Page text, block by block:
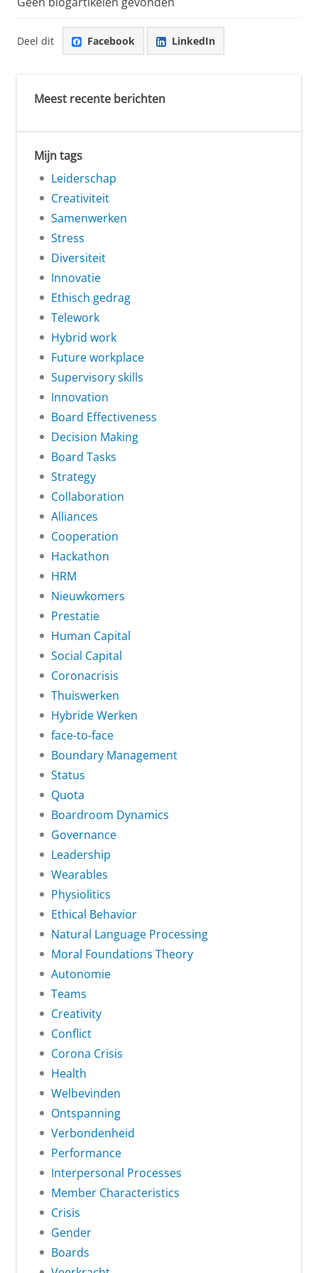
Deel dit Facebook LinkedIn
Meest recente berichten
Mijn tags
Leiderschap
Creativiteit
Samenwerken
Stress
Diversiteit
Innovatie
Ethisch gedrag
Telework
Hybrid work
Future workplace
Supervisory skills
Innovation
Board Effectiveness
Decision Making
Board Tasks
Strategy
Collaboration
Alliances
Cooperation
Hackathon
HRM
Nieuwkomers
Prestatie
Human Capital
Social Capital
Coronacrisis
Thuiswerken
Hybride Werken
face-to-face
Boundary Management
Status
Quota
Boardroom Dynamics
Governance
Leadership
Wearables
Physiolitics
Ethical Behavior
Natural Language Processing
Moral Foundations Theory
Autonomie
Teams
Creativity
Conflict
Corona Crisis
Health
Welbevinden
Ontspanning
Verbondenheid
Performance
Interpersonal Processes
Member Characteristics
Crisis
Gender
Boards